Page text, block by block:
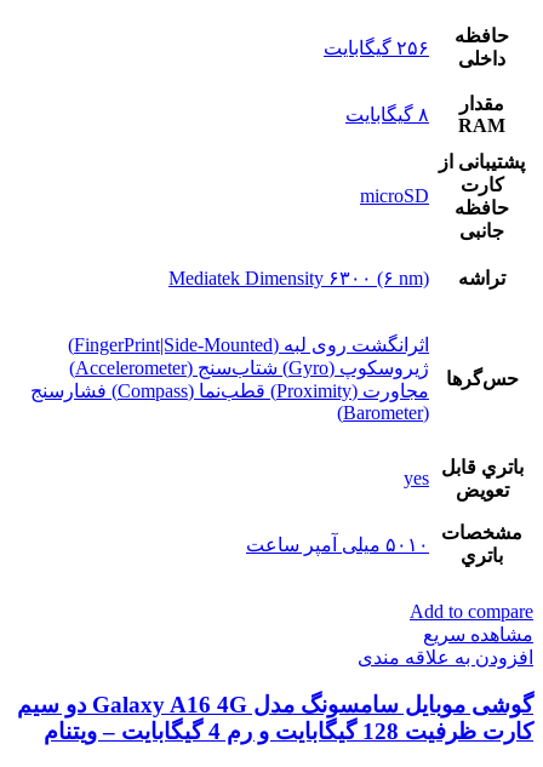
حافظه
داخلی
۲۵۶ گیگابایت
مقدار
RAM
۸ گیگابایت
پشتيبانی از
کارت
حافظه
جانبی
microSD
تراشه Mediatek Dimensity ۶۳۰۰ (۶ nm)
حس‌گرها
اثرانگشت روی لبه (FingerPrint|Side-Mounted)
ژیروسکوپ (Gyro) شتاب‌سنج (Accelerometer)
مجاورت (Proximity) قطب‌نما (Compass) فشارسنج
(Barometer)
باتري قابل
تعويض
yes
مشخصات
باتري
۵۰۱۰ میلی آمپر ساعت
Add to compare
مشاهده سریع
افزودن به علاقه مندی
گوشی موبایل سامسونگ مدل Galaxy A16 4G دو سیم
کارت ظرفیت 128 گیگابایت و رم 4 گیگابایت – ویتنام